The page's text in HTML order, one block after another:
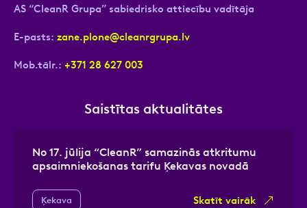
AS “CleanR Grupa” sabiedrisko attiecību vadītāja
E-pasts: zane.plone@cleanrgrupa.lv
Mob.tālr.: +371 28 627 003
Saistītas aktualitātes
No 17. jūlija “CleanR” samazinās atkritumu
apsaimniekošanas tarifu Ķekavas novadā
Ķekava Skatīt vairāk